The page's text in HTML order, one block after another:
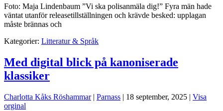
Foto: Maja Lindenbaum ”Vi ska polisanmäla dig!” Fyra män hade
väntat utanför releasetillställningen och krävde besked: upplagan
måste brännas och
Kategorier: Litteratur & Språk
Med digital blick på kanoniserade
klassiker
Charlotta Kåks Röshammar | Parnass | 18 september, 2025 | Visa
orginal